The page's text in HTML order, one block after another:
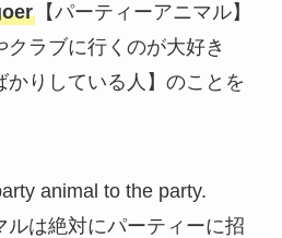
【パーティーアニマル】
クラブに行くのが大好き
かりしている人】のことを
animal to the party.
ルは絶対にパーティーに招